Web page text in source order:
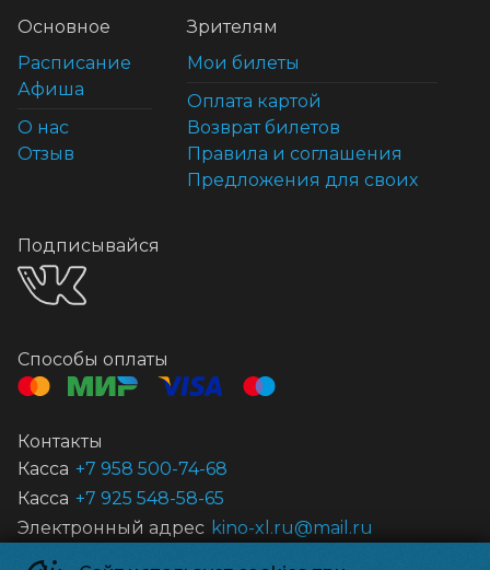
Основное
Расписание
Афиша
О нас
Отзыв
Зрителям
Мои билеты
Оплата картой
Возврат билетов
Правила и соглашения
Предложения для своих
Подписывайся
Способы оплаты
Контакты
Касса +7 958 500-74-68
Касса +7 925 548-58-65
Электронный адрес kino-xl.ru@mail.ru